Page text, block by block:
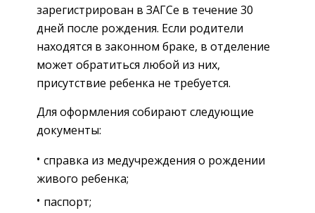
зарегистрирован в ЗАГСе в течение 30
дней после рождения. Если родители
находятся в законном браке, в отделение
может обратиться любой из них,
присутствие ребенка не требуется.
Для оформления собирают следующие
документы:
справка из медучреждения о рождении
живого ребенка;
паспорт;